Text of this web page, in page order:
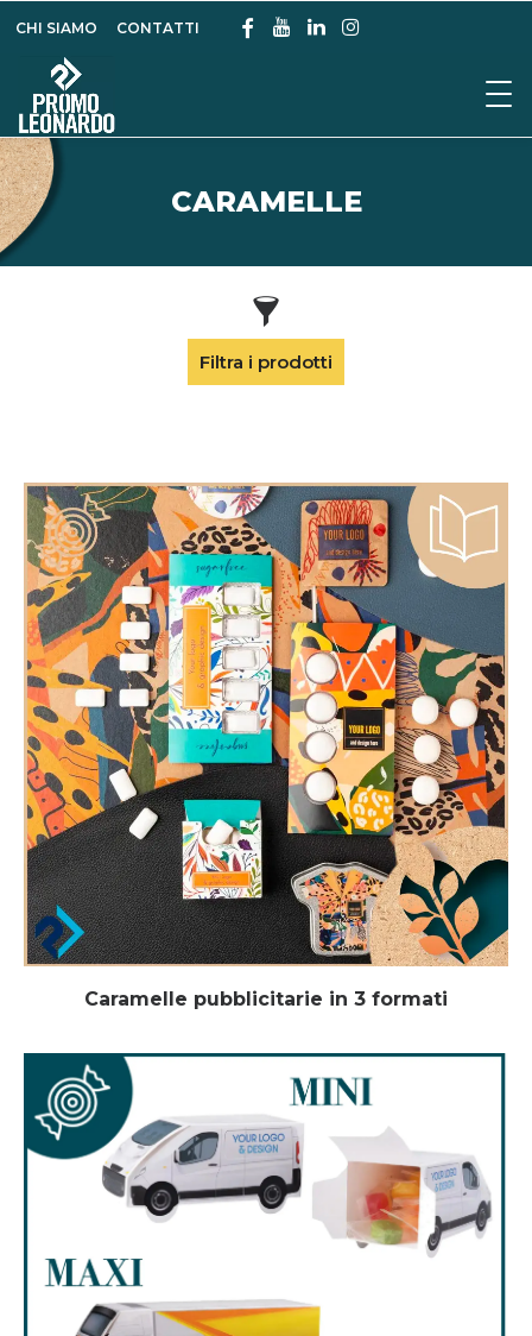
CHI SIAMO CONTATTI
CARAMELLE
Filtra i prodotti
Caramelle pubblicitarie in 3 formati